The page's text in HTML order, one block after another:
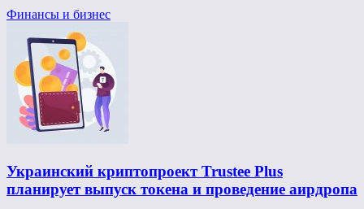
Финансы и бизнес
Украинский криптопроект Trustee Plus
планирует выпуск токена и проведение аирдропа